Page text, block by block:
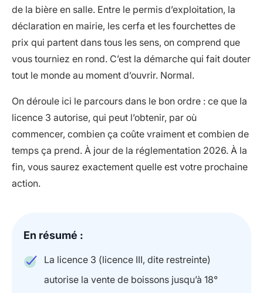
de la bière en salle. Entre le permis d’exploitation, la
déclaration en mairie, les cerfa et les fourchettes de
prix qui partent dans tous les sens, on comprend que
vous tourniez en rond. C’est la démarche qui fait douter
tout le monde au moment d’ouvrir. Normal.
On déroule ici le parcours dans le bon ordre : ce que la
licence 3 autorise, qui peut l’obtenir, par où
commencer, combien ça coûte vraiment et combien de
temps ça prend. À jour de la réglementation 2026. À la
fin, vous saurez exactement quelle est votre prochaine
action.
En résumé :
La licence 3 (licence III, dite restreinte)
autorise la vente de boissons jusqu’à 18°